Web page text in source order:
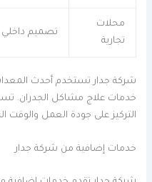
محلات
تجارية
تصميم داخلي
شركة جدار تستخدم أحدث
خدمات علاج مشاكل الجدران.
التركيز على جودة العمل والوقت
خدمات إضافية من شركة جدار